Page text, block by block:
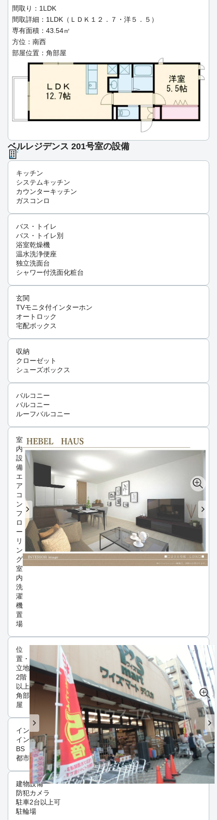
間取り：1LDK
間取詳細：1LDK（ＬＤＫ１２．７・洋５．５）
専有面積：43.54㎡
方位：南西
部屋位置：角部屋
ベルレジデンス 201号室の設備
キッチン
システムキッチン
カウンターキッチン
ガスコンロ
バス・トイレ
バス・トイレ別
浴室乾燥機
温水洗浄便座
独立洗面台
シャワー付洗面化粧台
玄関
TVモニタ付インターホン
オートロック
宅配ボックス
収納
クローゼット
シューズボックス
バルコニー
バルコニー
ルーフバルコニー
室
内
設
備
エ
ア
コ
ン
フ
ロ
ー
リ
ン
グ
室
内
洗
濯
機
置
場
位
置・
立地
2階
以上
角部
屋
インフラ
インターネット可
BS
都市ガス
建物設備
防犯カメラ
駐車2台以上可
駐輪場